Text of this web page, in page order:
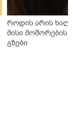
როდის არის
მისი მოშორების
გზები